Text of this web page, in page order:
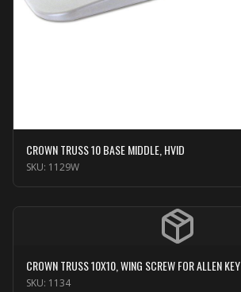
CROWN TRUSS 10 BASE MIDDLE, HVID
SKU: 1129W
CROWN TRUSS 10X10, WING SCREW FOR ALLEN KEY
SKU: 1134